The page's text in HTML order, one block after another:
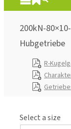
200kN-
Hubgetriebe
R-
Select a size